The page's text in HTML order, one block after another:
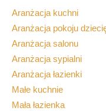
Aranżacja kuchni
Aranżacja pokoju
Aranżacja salonu
Aranżacja sypialni
Aranżacja łazienki
Małe kuchnie
Mała łazienka